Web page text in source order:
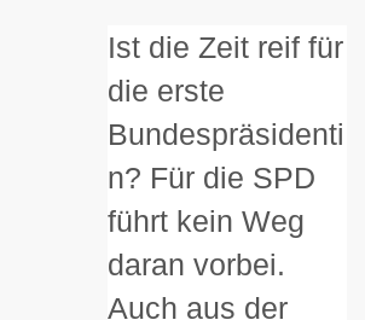
Ist die Zeit reif für
die erste
Bundespräsidenti
n? Für die SPD
führt kein Weg
daran vorbei.
Auch aus der